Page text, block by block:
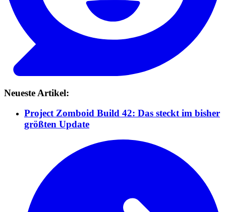
Neueste Artikel:
Project Zomboid Build 42: Das steckt im bisher
größten Update